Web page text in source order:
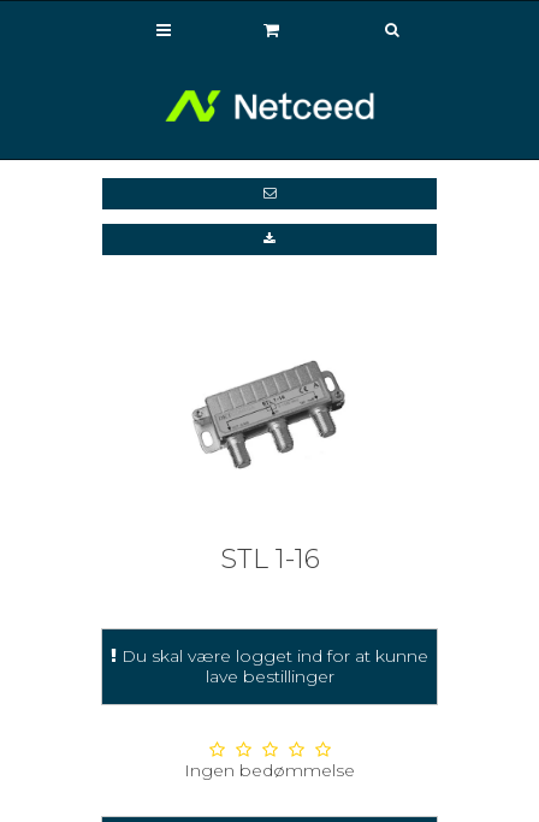
STL 1-16
Du skal være logget ind for at kunne
lave bestillinger
Ingen bedømmelse